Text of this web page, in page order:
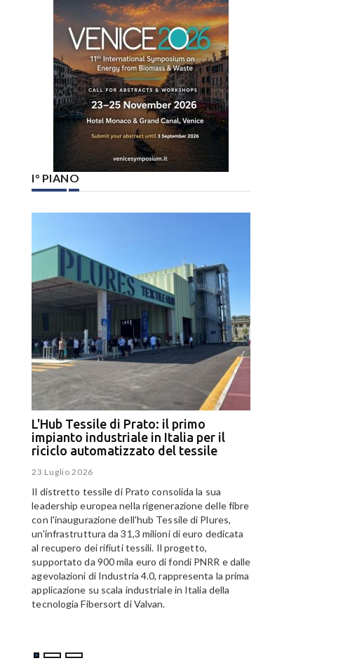
I° PIANO
L'Hub Tessile di Prato: il primo
impianto industriale in Italia per il
riciclo automatizzato del tessile
23 Luglio 2026
Il distretto tessile di Prato consolida la sua
leadership europea nella rigenerazione delle fibre
con l'inaugurazione dell'hub Tessile di Plures,
un'infrastruttura da 31,3 milioni di euro dedicata
al recupero dei rifiuti tessili. Il progetto,
supportato da 900 mila euro di fondi PNRR e dalle
agevolazioni di Industria 4.0, rappresenta la prima
applicazione su scala industriale in Italia della
tecnologia Fibersort di Valvan.